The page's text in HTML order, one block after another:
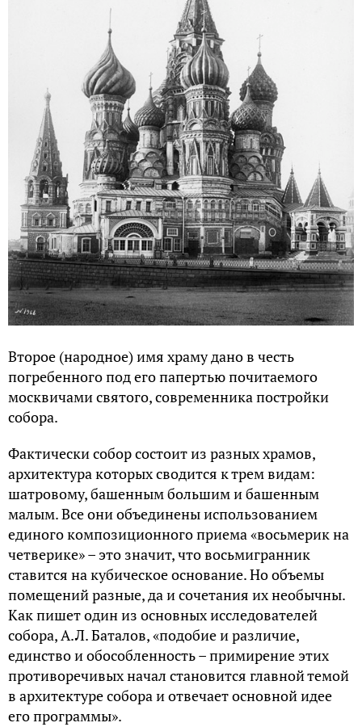
Второе (народное) имя храму дано в честь
погребенного под его папертью почитаемого
москвичами святого, современника постройки
собора.
Фактически собор состоит из разных храмов,
архитектура которых сводится к трем видам:
шатровому, башенным большим и башенным
малым. Все они объединены использованием
единого композиционного приема «восьмерик на
четверике» – это значит, что восьмигранник
ставится на кубическое основание. Но объемы
помещений разные, да и сочетания их необычны.
Как пишет один из основных исследователей
собора, А.Л. Баталов, «подобие и различие,
единство и обособленность – примирение этих
противоречивых начал становится главной темой
в архитектуре собора и отвечает основной идее
его программы».